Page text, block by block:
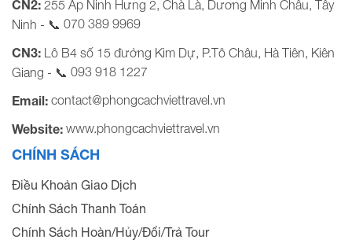
CN2: 255 Ấp Ninh Hưng 2, Chà Là, Dương Minh Châu, Tây
Ninh - 📞 070 389 9969
CN3: Lô B4 số 15 đường Kim Dự, P.Tô Châu, Hà Tiên, Kiên
Giang - 📞 093 918 1227
Email: contact@phongcachviettravel.vn
Website: www.phongcachviettravel.vn
CHÍNH SÁCH
Điều Khoản Giao Dịch
Chính Sách Thanh Toán
Chính Sách Hoàn/Hủy/Đổi/Trả Tour